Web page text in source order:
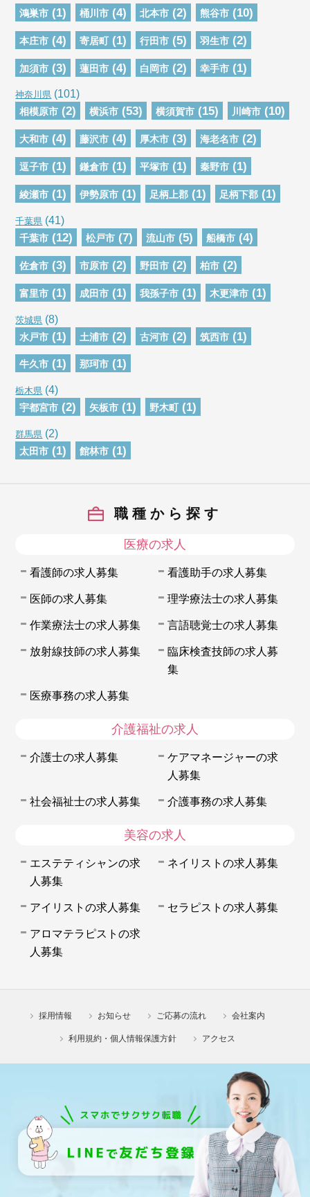
鴻巣市 (1) 桶川市 (4) 北本市 (2) 熊谷市 (10)
本庄市 (4) 寄居町 (1) 行田市 (5) 羽生市 (2)
加須市 (3) 蓮田市 (4) 白岡市 (2) 幸手市 (1)
神奈川県 (101)
相模原市 (2) 横浜市 (53) 横須賀市 (15) 川崎市 (10)
大和市 (4) 藤沢市 (4) 厚木市 (3) 海老名市 (2)
逗子市 (1) 鎌倉市 (1) 平塚市 (1) 秦野市 (1)
綾瀬市 (1) 伊勢原市 (1) 足柄上郡 (1) 足柄下郡 (1)
千葉県 (41)
千葉市 (12) 松戸市 (7) 流山市 (5) 船橋市 (4)
佐倉市 (3) 市原市 (2) 野田市 (2) 柏市 (2)
富里市 (1) 成田市 (1) 我孫子市 (1) 木更津市 (1)
茨城県 (8)
水戸市 (1) 土浦市 (2) 古河市 (2) 筑西市 (1)
牛久市 (1) 那珂市 (1)
栃木県 (4)
宇都宮市 (2) 矢板市 (1) 野木町 (1)
群馬県 (2)
太田市 (1) 館林市 (1)
職種から探す
医療の求人
看護師の求人募集 看護助手の求人募集
医師の求人募集 理学療法士の求人募集
作業療法士の求人募集 言語聴覚士の求人募集
放射線技師の求人募集
臨床検査技師の求人募
集
医療事務の求人募集
介護福祉の求人
介護士の求人募集
ケアマネージャーの求
人募集
社会福祉士の求人募集 介護事務の求人募集
美容の求人
エステティシャンの求
人募集
ネイリストの求人募集
アイリストの求人募集 セラピストの求人募集
アロマテラピストの求
人募集
採用情報 お知らせ ご応募の流れ 会社案内
利用規約・個人情報保護方針 アクセス